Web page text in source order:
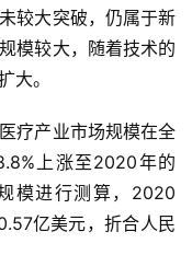
较大突破，仍属于新
模较大，随着技术的
大。
疗产业市场规模在全
上涨至2020年的
模进行测算，2020
亿美元，折合人民